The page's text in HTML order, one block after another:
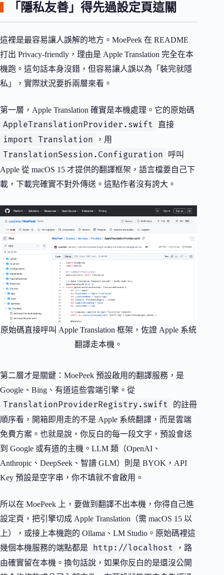
「隱私友善」得先過設定頁這關
這裡是最容易讓人誤解的地方。MoePeek 在 README
打出 Privacy-friendly，理由是 Apple Translation 完全在本
機跑。這句話本身沒錯，但容易讓人誤以為「裝完就隱
私」，實際狀況要拆兩層來看。
第一層，Apple Translation 確實是本機處理。它的原始碼
AppleTranslationProvider.swift 直接
import Translation ，用
TranslationSession.Configuration
呼叫
Apple 從 macOS 15 才提供的翻譯框架，語言檔要自己下
載，下載完確實不對外傳送。這點作者沒有誇大。
原始碼直接呼叫 Apple Translation 框架，佐證 Apple 系統
翻譯走本機。
第二層才是關鍵：MoePeek 預設啟用的翻譯服務，是
Google、Bing、有道這些雲端引擎。從
TranslationProviderRegistry.swift
的註冊
順序看，開箱即用走的不是 Apple 系統翻譯，而是雲端
免費方案。也就是說，你反白的每一段文字，預設會送
到 Google 或有道的主機。LLM 類（OpenAI、
Anthropic、DeepSeek、智譜 GLM）則是 BYOK，API
Key 預設是空字串，你不填就不會啟用。
所以在 MoePeek 上，要做到翻譯不出本機，你得自己進
設定頁，把引擎切成 Apple Translation（需 macOS 15 以
上），或接上本機跑的 Ollama、LM Studio。原始碼裡這
幾個本機服務的端點都是
http://localhost
，路
由確實留在本機。換句話說，如果你反白的是還沒公開